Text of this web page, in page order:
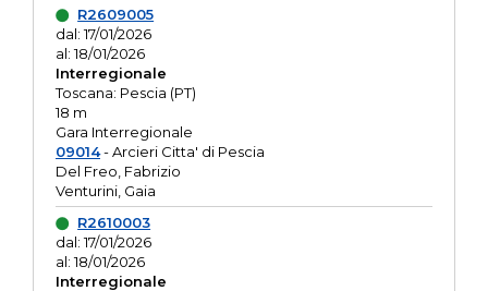
R2609005
dal: 17/01/2026
al: 18/01/2026
Interregionale
Toscana: Pescia (PT)
18 m
Gara Interregionale
09014- Arcieri Citta' di Pescia
Del Freo, Fabrizio
Venturini, Gaia
R2610003
dal: 17/01/2026
al: 18/01/2026
Interregionale